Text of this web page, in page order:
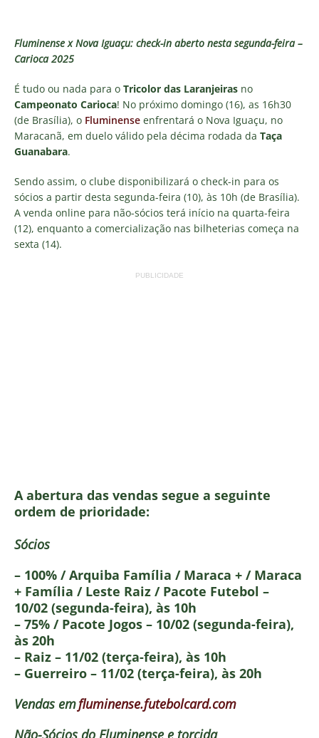
Fluminense x Nova Iguaçu: check-in aberto nesta segunda-feira –
Carioca 2025
É tudo ou nada para o Tricolor das Laranjeiras no
Campeonato Carioca! No próximo domingo (16), as 16h30
(de Brasília), o Fluminense enfrentará o Nova Iguaçu, no
Maracanã, em duelo válido pela décima rodada da Taça
Guanabara.
Sendo assim, o clube disponibilizará o check-in para os
sócios a partir desta segunda-feira (10), às 10h (de Brasília).
A venda online para não-sócios terá início na quarta-feira
(12), enquanto a comercialização nas bilheterias começa na
sexta (14).
PUBLICIDADE
A abertura das vendas segue a seguinte
ordem de prioridade:
Sócios
– 100% / Arquiba Família / Maraca + / Maraca
+ Família / Leste Raiz / Pacote Futebol –
10/02 (segunda-feira), às 10h
– 75% / Pacote Jogos – 10/02 (segunda-feira),
às 20h
– Raiz – 11/02 (terça-feira), às 10h
– Guerreiro – 11/02 (terça-feira), às 20h
Vendas emfluminense.futebolcard.com